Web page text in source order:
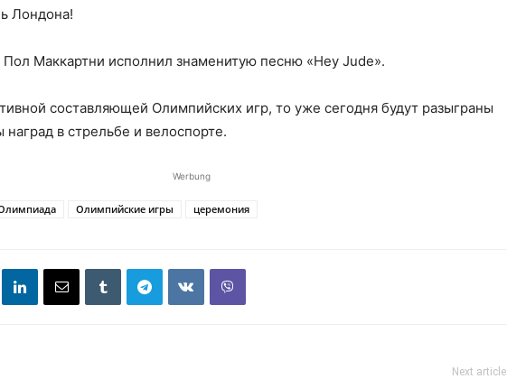
Лондона!
Маккартни исполнил знаменитую песню «Hey Jude».
составляющей Олимпийских игр, то уже сегодня будут разыграны
в стрельбе и велоспорте.
Werbung
Олимпийские игры церемония
Next article